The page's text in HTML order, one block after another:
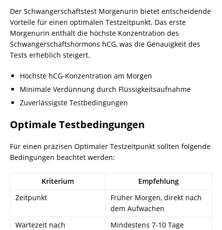
Der Schwangerschaftstest Morgenurin bietet entscheidende
Vorteile für einen optimalen Testzeitpunkt. Das erste
Morgenurin enthält die höchste Konzentration des
Schwangerschaftshormons hCG, was die Genauigkeit des
Tests erheblich steigert.
Höchste hCG-Konzentration am Morgen
Minimale Verdünnung durch Flüssigkeitsaufnahme
Zuverlässigste Testbedingungen
Optimale Testbedingungen
Für einen präzisen Optimaler Testzeitpunkt sollten folgende
Bedingungen beachtet werden:
Kriterium
Empfehlung
Zeitpunkt
Früher Morgen, direkt nach
dem Aufwachen
Wartezeit nach
Mindestens 7-10 Tage